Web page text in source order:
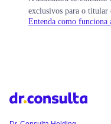
exclusivos para o titular
Entenda como funciona